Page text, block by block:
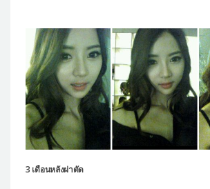
3 เดือนหลังผ่าตัด